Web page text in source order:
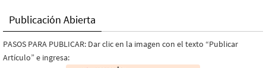
Publicación Abierta
PASOS PARA PUBLICAR: Dar clic en la imagen con el texto “Publicar
Artículo” e ingresa: